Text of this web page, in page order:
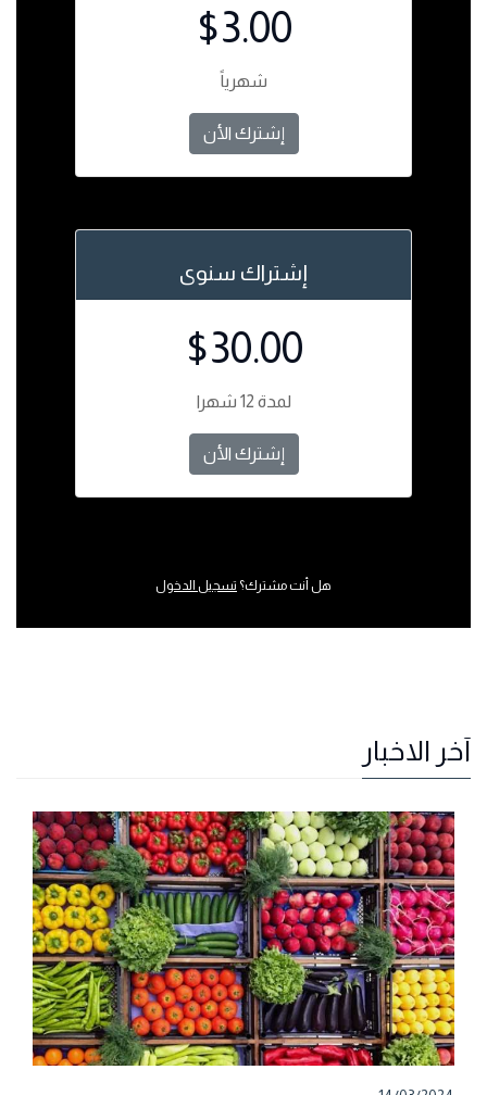
$3.00
شهرياً
إشترك الأن
إشتراك سنوى
$30.00
لمدة 12 شهرا
إشترك الأن
هل أنت مشترك؟ تسجيل الدخول
آخر الاخبار